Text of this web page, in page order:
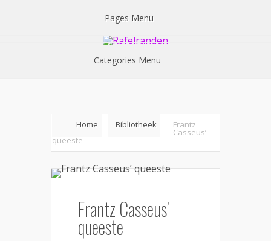
Pages Menu
Categories Menu
Home Bibliotheek Frantz
Casseus’
queeste
Frantz Casseus’
queeste